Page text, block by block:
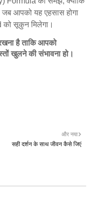
जब आपको यह एहसास होगा
सूकुन मिलेगा।
है ताकि आपको
खुलने की संभावना हो।
और नया
सही दर्शन के साथ जीवन कैसे जिएं